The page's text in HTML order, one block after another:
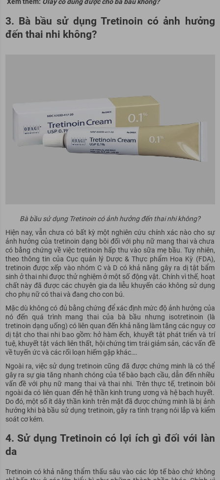
3. Bà bầu sử dụng Tretinoin có ảnh hưởng
đến thai nhi không?
Bà bầu sử dụng Tretinoin có ảnh hưởng đến thai nhi không?
Hiện nay, vẫn chưa có bất kỳ một nghiên cứu chính xác nào cho sự
ảnh hưởng của tretinoin dạng bôi đối với phụ nữ mang thai và chưa
có bằng chứng về việc tretinoin hấp thu vào sữa mẹ bầu. Tuy nhiên,
theo thông tin của Cục quản lý Dược & Thực phẩm Hoa Kỳ (FDA),
tretinoin được xếp vào nhóm C và D có khả năng gây ra dị tật bẩm
sinh ở thai nhi được thử nghiệm ở một số động vật. Chính vì thế, hoạt
chất này đã được các chuyên gia da liễu khuyến cáo không sử dụng
cho phụ nữ có thai và đang cho con bú.
Mặc dù không có đủ bằng chứng để xác định mức độ ảnh hưởng của
nó đến quá trình mang thai của bà bầu nhưng isotretinoin (là
tretinoin dạng uống) có liên quan đến khả năng làm tăng các nguy cơ
dị tật cho thai nhi bao gồm: hở hàm ếch, khuyết tật phát triển và trí
tuệ, khuyết tật vách liên thất, hội chứng tim trái giảm sản, các vấn đề
về tuyến ức và các rối loạn hiếm gặp khác….
Ngoài ra, việc sử dụng tretinoin cũng đã được chứng minh là có thể
gây ra sự gia tăng nhanh chóng của tế bào bạch cầu, dẫn đến nhiều
vấn đề với phụ nữ mang thai và thai nhi. Trên thực tế, tretinoin bôi
ngoài da có liên quan đến hệ thần kinh trung ương và hệ bạch huyết.
Do đó, một số ít dây thần kinh trên mặt đã được chứng minh là bị ảnh
hưởng khi bà bầu sử dụng tretinoin, gây ra tình trạng nói lắp và kiểm
soát cơ kém.
4. Sử dụng Tretinoin có lợi ích gì đối với làn
da
Tretinoin có khả năng thẩm thấu sâu vào các lớp tế bào chứ không